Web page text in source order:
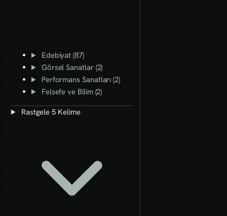
Edebiyat (87)
Görsel Sanatlar (2)
Performans Sanatları (2)
Felsefe ve Bilim (2)
Rastgele 5 Kelime